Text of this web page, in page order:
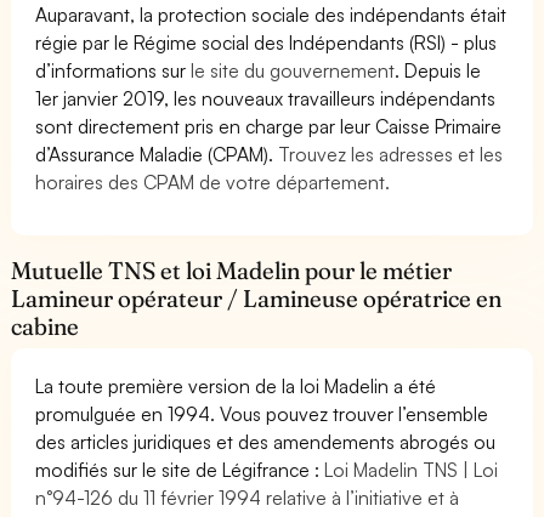
Auparavant, la protection sociale des indépendants était
régie par le Régime social des Indépendants (RSI) - plus
d’informations surle site du gouvernement. Depuis le
1er janvier 2019, les nouveaux travailleurs indépendants
sont directement pris en charge par leur Caisse Primaire
d’Assurance Maladie (CPAM). Trouvez les adresses et les
horaires des CPAM de votre département.
Mutuelle TNS et loi Madelin pour le métier
Lamineur opérateur / Lamineuse opératrice en
cabine
La toute première version de la loi Madelin a été
promulguée en 1994. Vous pouvez trouver l’ensemble
des articles juridiques et des amendements abrogés ou
modifiés sur le site de Légifrance :Loi Madelin TNS | Loi
n°94-126 du 11 février 1994 relative à l’initiative et à